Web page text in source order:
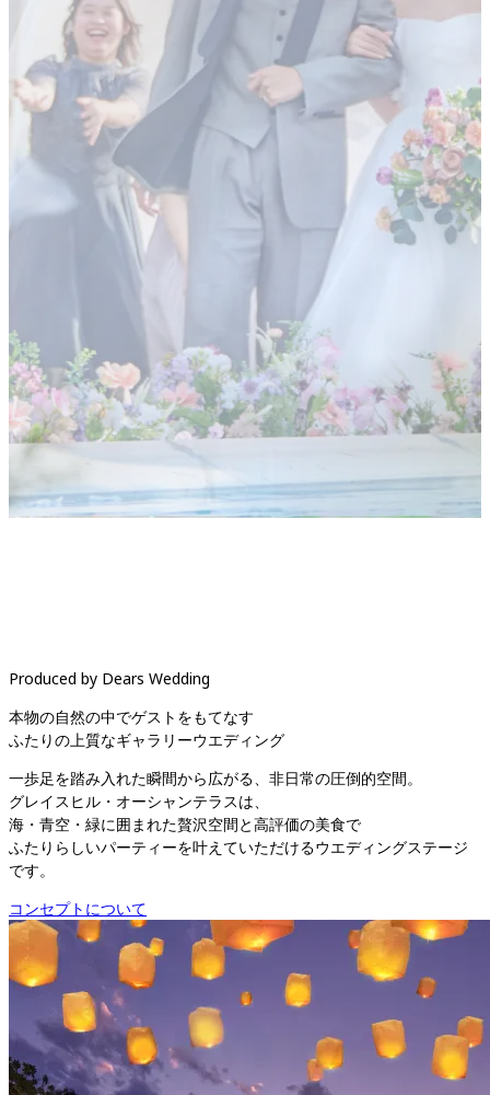
Produced by Dears Wedding
本物の自然の中でゲストをもてなす
ふたりの上質なギャラリーウエディング
一歩足を踏み入れた瞬間から広がる、非日常の圧倒的空間。
グレイスヒル・オーシャンテラスは、
海・青空・緑に囲まれた贅沢空間と高評価の美食で
ふたりらしいパーティーを叶えていただけるウエディングステージ
です。
コンセプトについて